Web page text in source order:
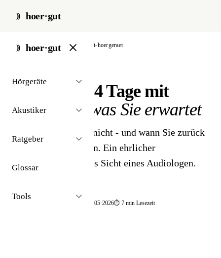
hoer·gut
hoer·gut
Hörgeräte
Akustiker
Ratgeber
Glossar
Tools
start / ratgeber / erste-tage-mit-hoergeraet
Die ersten 14 Tage mit
Hörgerät - was Sie erwartet
Was normal ist, was nicht - und wann Sie zurück
zum Akustiker sollten. Ein ehrlicher
Erfahrungsbericht aus Sicht eines Audiologen.
🔄 aktualisiert 05·2026⏱ 7 min Lesezeit